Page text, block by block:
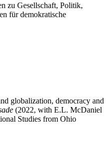
zu Gesellschaft, Politik,
für demokratische
globalization, democracy and
(2022, with E.L. McDaniel
Studies from Ohio